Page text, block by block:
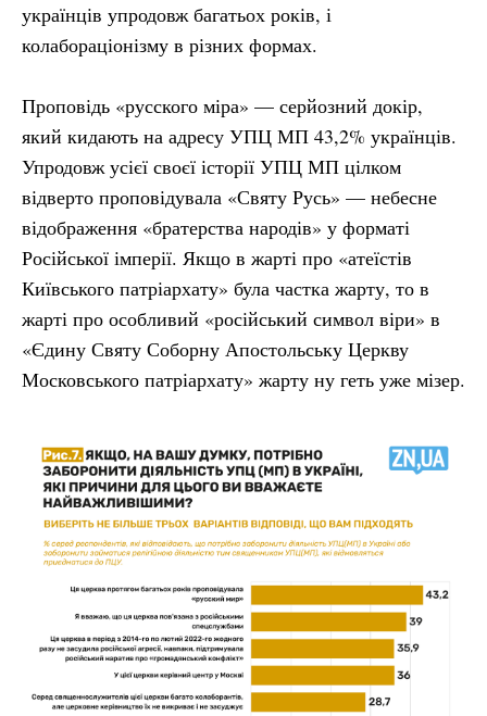
українців упродовж багатьох років, і
колабораціонізму в різних формах.
Проповідь «русского міра» — серйозний докір,
який кидають на адресу УПЦ МП 43,2% українців.
Упродовж усієї своєї історії УПЦ МП цілком
відверто проповідувала «Святу Русь» — небесне
відображення «братерства народів» у форматі
Російської імперії. Якщо в жарті про «атеїстів
Київського патріархату» була частка жарту, то в
жарті про особливий «російський символ віри» в
«Єдину Святу Соборну Апостольську Церкву
Московського патріархату» жарту ну геть уже мізер.